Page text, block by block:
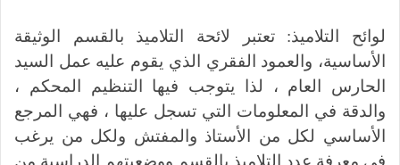
لوائح التلاميذ: تعتبر لائحة التلاميذ بالقسم الوثيقة
الأساسية، والعمود الفقري الذي يقوم عليه عمل السيد
الحارس العام ، لذا يتوجب فيها التنظيم المحكم ،
والدقة في المعلومات التي تسجل عليها ، فهي المرجع
الأساسي لكل من الأستاذ والمفتش ولكل من يرغب
في معرفة عدد التلاميذ بالقسم ووضعيتهم الدراسية من